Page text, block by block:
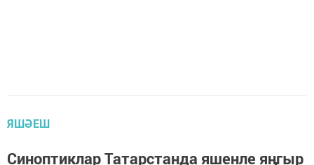
ЯШӘЕШ
Синоптиклар Татарстанда яшенле яңгыр